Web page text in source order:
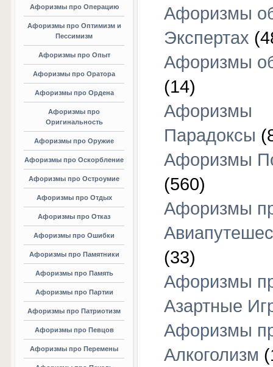
Афоризмы про Операцию
Афоризмы про Оптимизм и
Пессимизм
Афоризмы про Опыт
Афоризмы про Оратора
Афоризмы про Ордена
Афоризмы про
Оригинальность
Афоризмы про Оружие
Афоризмы про Оскорбление
Афоризмы про Остроумие
Афоризмы про Отдых
Афоризмы про Отказ
Афоризмы про Ошибки
Афоризмы про Памятники
Афоризмы про Память
Афоризмы про Партии
Афоризмы про Патриотизм
Афоризмы про Певцов
Афоризмы про Перемены
Афоризмы
Экспертах
Афоризмы
(14)
Афоризмы
Парадоксы
Афоризмы
(560)
Афоризмы
(33)
Афоризмы
Азартные
Афоризмы
Алкоголизм